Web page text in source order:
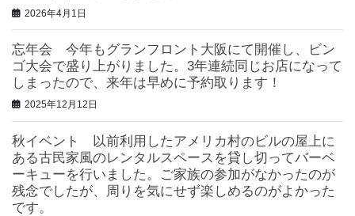
2026年4月1日
忘年会 今年もグランフロント大阪にて開催し、ビン
ゴ大会で盛り上がりました。3年連続同じお店になって
しまったので、来年は早めに予約取ります！
2025年12月12日
秋イベント 以前利用したアメリカ村のビルの屋上に
ある古民家風のレンタルスペースを貸し切ってバーベ
ーキューを行いました。ご家族の参加がなかったのが
残念でしたが、周りを気にせず楽しめるのがよかった
です。